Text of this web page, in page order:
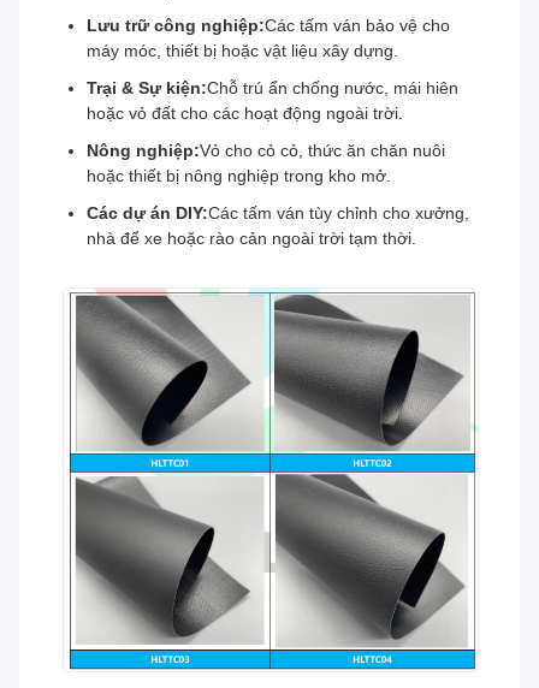
Lưu trữ công nghiệp:Các tấm ván bảo vệ cho
máy móc, thiết bị hoặc vật liệu xây dựng.
Trại & Sự kiện:Chỗ trú ẩn chống nước, mái hiên
hoặc vỏ đất cho các hoạt động ngoài trời.
Nông nghiệp:Vỏ cho cỏ cỏ, thức ăn chăn nuôi
hoặc thiết bị nông nghiệp trong kho mở.
Các dự án DIY:Các tấm ván tùy chỉnh cho xưởng,
nhà để xe hoặc rào cản ngoài trời tạm thời.